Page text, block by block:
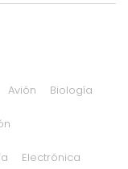
Avión Biología
Electrónica